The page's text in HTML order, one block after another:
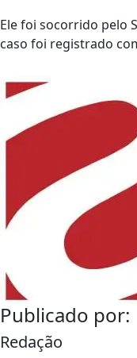
Ele foi socorrido pelo
caso foi registrado
Publicado por:
Redação